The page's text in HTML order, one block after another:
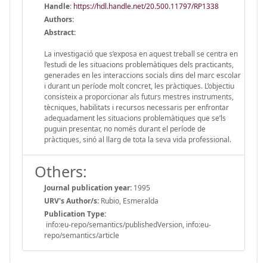
Handle: https://hdl.handle.net/20.500.11797/RP1338
Authors:
Abstract:
La investigació que s’exposa en aquest treball se centra en
l’estudi de les situacions problemàtiques dels practicants,
generades en les interaccions socials dins del marc escolar
i durant un període molt concret, les pràctiques. L’objectiu
consisteix a proporcionar als futurs mestres instruments,
tècniques, habilitats i recursos necessaris per enfrontar
adequadament les situacions problemàtiques que se’ls
puguin presentar, no només durant el període de
pràctiques, sinó al llarg de tota la seva vida professional.
Others:
Journal publication year: 1995
URV's Author/s: Rubio, Esmeralda
Publication Type:
info:eu-repo/semantics/publishedVersion, info:eu-
repo/semantics/article